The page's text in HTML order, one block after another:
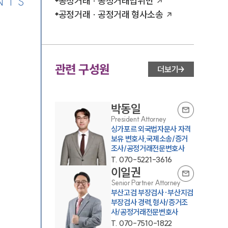
공정거래 · 공정거래 형사소송
관련 구성원 더보기
박동일
President Attorney
싱가포르 외국법자문사 자격
보유 변호사,국제소송/증거
조사/공정거래전문변호사
T. 070-5221-3616
이일권
Senior Partner Attorney
부산고검 부장검사·부산지검
부장검사 경력,형사/증거조
사/공정거래전문변호사
T. 070-7510-1822